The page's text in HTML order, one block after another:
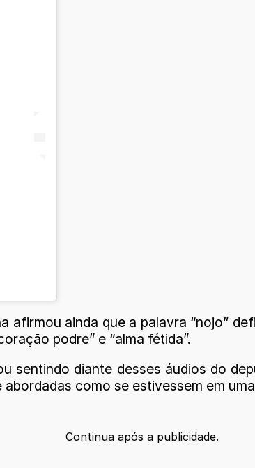
afirmou ainda que a palavra “nojo”
podre” e “alma fétida”.
sentindo diante desses áudios do
como se estivessem em
Continua após a publicidade.